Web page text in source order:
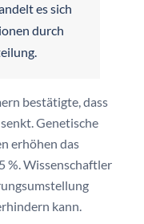
es sich
durch
bestätigte, dass
Genetische
erhöhen das
%. Wissenschaftler
kann.